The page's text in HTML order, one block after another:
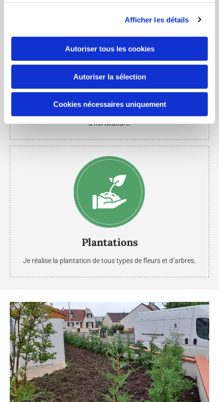
Afficher les détails
Autoriser tous les cookies
Autoriser la sélection
Cookies nécessaires uniquement
Horticulture
Les Jardins De Vos Reves assure tous vos travaux
d’horticulture.
Plantations
Je réalise la plantation de tous types de fleurs et d’arbres.